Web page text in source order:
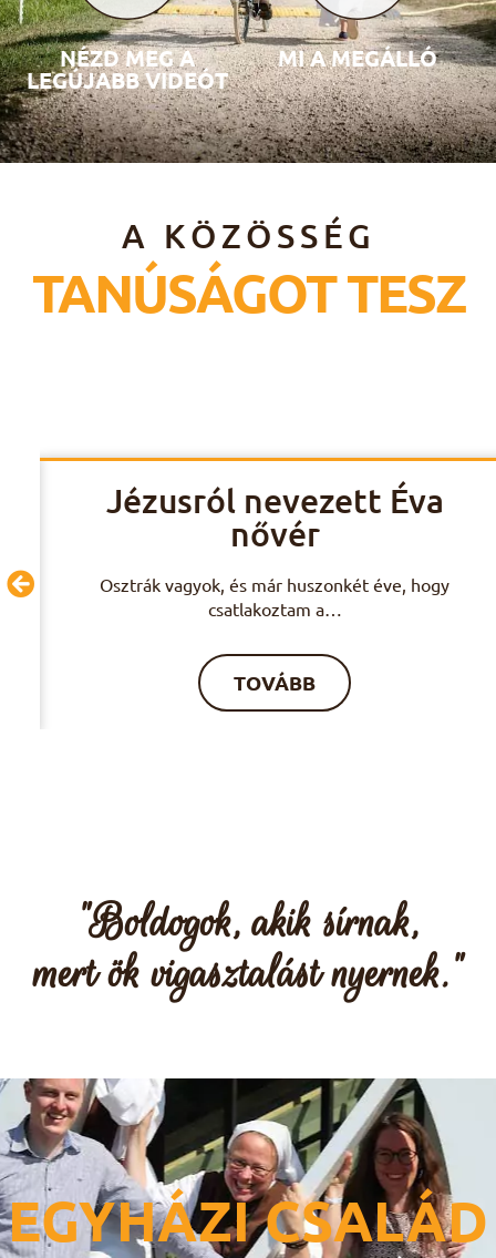
NÉZD MEG A
LEGÚJABB VIDEÓT
MI A MEGÁLLÓ
A KÖZÖSSÉG
TANÚSÁGOT TESZ
Jézusról nevezett Éva
nővér
Osztrák vagyok, és már huszonkét éve, hogy
csatlakoztam a…
TOVÁBB
"Boldogok, akik sírnak,
mert ök vigasztalást nyernek."
EGYHÁZI CSALÁD